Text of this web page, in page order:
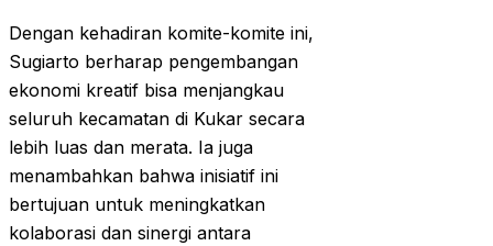
Dengan kehadiran komite-komite ini,
Sugiarto berharap pengembangan
ekonomi kreatif bisa menjangkau
seluruh kecamatan di Kukar secara
lebih luas dan merata. Ia juga
menambahkan bahwa inisiatif ini
bertujuan untuk meningkatkan
kolaborasi dan sinergi antara